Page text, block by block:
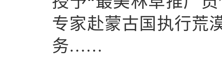
专家赴蒙古国执行荒
务……